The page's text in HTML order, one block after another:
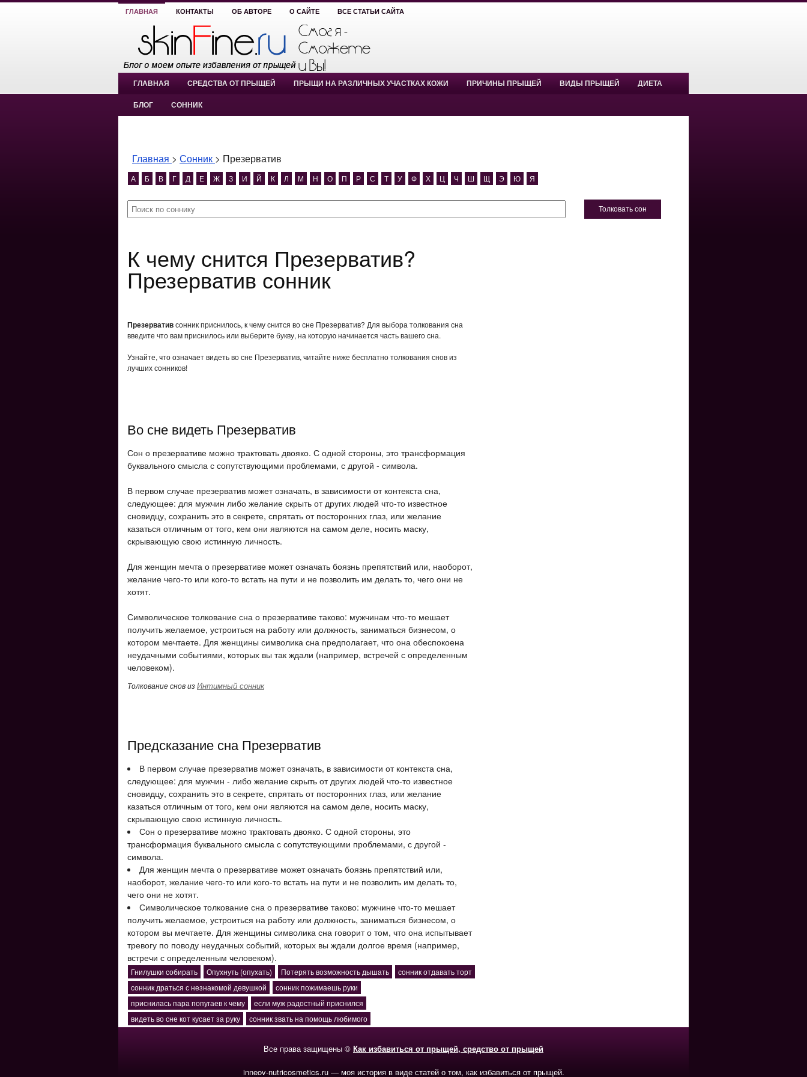
ГЛАВНАЯ КОНТАКТЫ ОБ АВТОРЕ О САЙТЕ ВСЕ СТАТЬИ САЙТА
ГЛАВНАЯ СРЕДСТВА ОТ ПРЫЩЕЙ ПРЫЩИ НА РАЗЛИЧНЫХ УЧАСТКАХ КОЖИ ПРИЧИНЫ ПРЫЩЕЙ ВИДЫ ПРЫЩЕЙ ДИЕТА
БЛОГ СОННИК
Главная > Сонник > Презерватив
А Б В Г Д Е Ж З И Й К Л М Н О П Р С Т У Ф Х Ц Ч Ш Щ Э Ю Я
Толковать сон
К чему снится Презерватив?
Презерватив сонник
Презервативсонник приснилось, к чему снится во сне Презерватив? Для выбора толкования сна
введите что вам приснилось или выберите букву, на которую начинается часть вашего сна.
Узнайте, что означает видеть во сне Презерватив, читайте ниже бесплатно толкования снов из
лучших сонников!
Во сне видеть Презерватив
Сон о презервативе можно трактовать двояко. С одной стороны, это трансформация
буквального смысла с сопутствующими проблемами, с другой - символа.
В первом случае презерватив может означать, в зависимости от контекста сна,
следующее: для мужчин либо желание скрыть от других людей что-то известное
сновидцу, сохранить это в секрете, спрятать от посторонних глаз, или желание
казаться отличным от того, кем они являются на самом деле, носить маску,
скрывающую свою истинную личность.
Для женщин мечта о презервативе может означать боязнь препятствий или, наоборот,
желание чего-то или кого-то встать на пути и не позволить им делать то, чего они не
хотят.
Символическое толкование сна о презервативе таково: мужчинам что-то мешает
получить желаемое, устроиться на работу или должность, заниматься бизнесом, о
котором мечтаете. Для женщины символика сна предполагает, что она обеспокоена
неудачными событиями, которых вы так ждали (например, встречей с определенным
человеком).
Толкование снов изИнтимный сонник
Предсказание сна Презерватив
В первом случае презерватив может означать, в зависимости от контекста сна,
следующее: для мужчин - либо желание скрыть от других людей что-то известное
сновидцу, сохранить это в секрете, спрятать от посторонних глаз, или желание
казаться отличным от того, кем они являются на самом деле, носить маску,
скрывающую свою истинную личность.
Сон о презервативе можно трактовать двояко. С одной стороны, это
трансформация буквального смысла с сопутствующими проблемами, с другой -
символа.
Для женщин мечта о презервативе может означать боязнь препятствий или,
наоборот, желание чего-то или кого-то встать на пути и не позволить им делать то,
чего они не хотят.
Символическое толкование сна о презервативе таково: мужчине что-то мешает
получить желаемое, устроиться на работу или должность, заниматься бизнесом, о
котором вы мечтаете. Для женщины символика сна говорит о том, что она испытывает
тревогу по поводу неудачных событий, которых вы ждали долгое время (например,
встречи с определенным человеком).
Гнилушки собирать Опухнуть (опухать) Потерять возможность дышать
сонник отдавать торт
сонник драться с незнакомой девушкой
сонник пожимаешь руки
приснилась пара попугаев к чему
если муж радостный приснился
видеть во сне кот кусает за руку
сонник звать на помощь любимого
Все права защищены © Как избавиться от прыщей, средство от прыщей
inneov-nutricosmetics.ru — моя история в виде статей о том, как избавиться от прыщей.